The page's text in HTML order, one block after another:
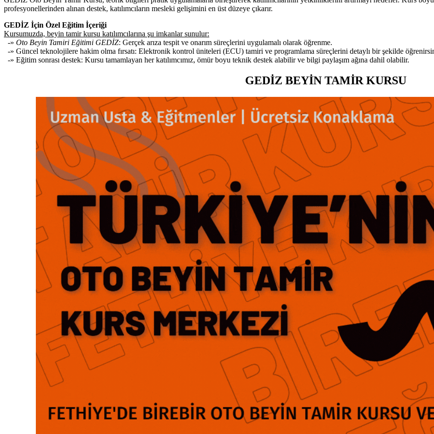
profesyonellerinden alınan destek, katılımcıların mesleki gelişimini en üst düzeye çıkarır.
GEDİZ İçin Özel Eğitim İçeriği
Kursumuzda, beyin tamir kursu katılımcılarına şu imkanlar sunulur:
-» Oto Beyin Tamiri Eğitimi GEDİZ: Gerçek arıza tespit ve onarım süreçlerini uygulamalı olarak öğrenme.
-» Güncel teknolojilere hakim olma fırsatı: Elektronik kontrol üniteleri (ECU) tamiri ve programlama süreçlerini detaylı bir şekilde
-» Eğitim sonrası destek: Kursu tamamlayan her katılımcımız, ömür boyu teknik destek alabilir ve bilgi paylaşım ağına dahil olabilir.
GEDİZ BEYİN TAMİR KURSU